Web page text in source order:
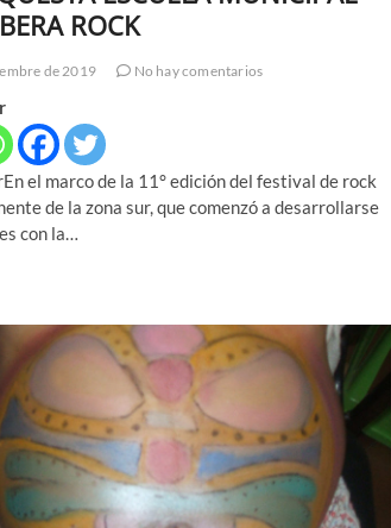
ROCK
de 2019 No hay comentarios
el marco de la 11° edición del festival de rock
de la zona sur, que comenzó a desarrollarse
con la…